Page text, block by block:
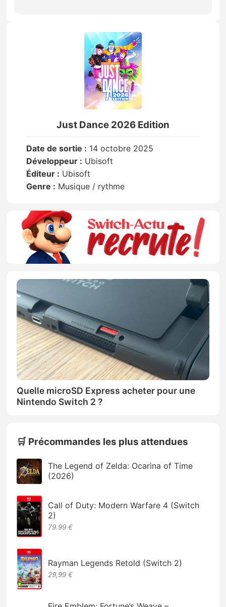
Just Dance 2026 Edition
Date de sortie : 14 octobre 2025
Développeur : Ubisoft
Éditeur : Ubisoft
Genre : Musique / rythme
Quelle microSD Express acheter pour une
Nintendo Switch 2 ?
🛒 Précommandes les plus attendues
The Legend of Zelda: Ocarina of Time
(2026)
Call of Duty: Modern Warfare 4 (Switch
2)
79.99 €
Rayman Legends Retold (Switch 2)
29,99 €